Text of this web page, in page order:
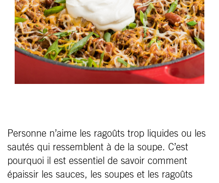
Personne n’aime les ragoûts trop liquides ou les
sautés qui ressemblent à de la soupe. C’est
pourquoi il est essentiel de savoir comment
épaissir les sauces, les soupes et les ragoûts